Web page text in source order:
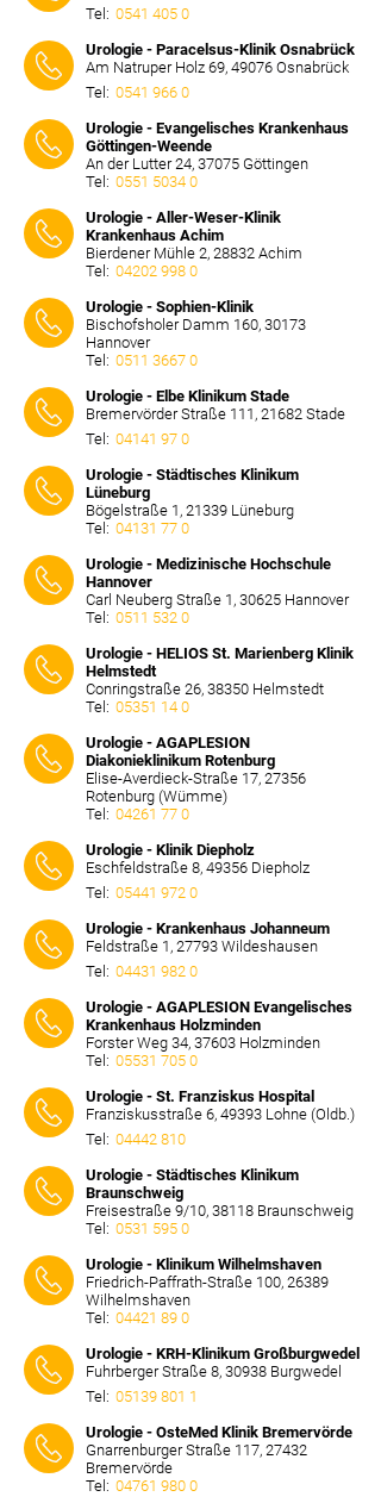
Tel: 0541 405 0
Urologie - Paracelsus-Klinik Osnabrück
Am Natruper Holz 69, 49076 Osnabrück
Tel: 0541 966 0
Urologie - Evangelisches Krankenhaus
Göttingen-Weende
An der Lutter 24, 37075 Göttingen
Tel: 0551 5034 0
Urologie - Aller-Weser-Klinik
Krankenhaus Achim
Bierdener Mühle 2, 28832 Achim
Tel: 04202 998 0
Urologie - Sophien-Klinik
Bischofsholer Damm 160, 30173
Hannover
Tel: 0511 3667 0
Urologie - Elbe Klinikum Stade
Bremervörder Straße 111, 21682 Stade
Tel: 04141 97 0
Urologie - Städtisches Klinikum
Lüneburg
Bögelstraße 1, 21339 Lüneburg
Tel: 04131 77 0
Urologie - Medizinische Hochschule
Hannover
Carl Neuberg Straße 1, 30625 Hannover
Tel: 0511 532 0
Urologie - HELIOS St. Marienberg Klinik
Helmstedt
Conringstraße 26, 38350 Helmstedt
Tel: 05351 14 0
Urologie - AGAPLESION
Diakonieklinikum Rotenburg
Elise-Averdieck-Straße 17, 27356
Rotenburg (Wümme)
Tel: 04261 77 0
Urologie - Klinik Diepholz
Eschfeldstraße 8, 49356 Diepholz
Tel: 05441 972 0
Urologie - Krankenhaus Johanneum
Feldstraße 1, 27793 Wildeshausen
Tel: 04431 982 0
Urologie - AGAPLESION Evangelisches
Krankenhaus Holzminden
Forster Weg 34, 37603 Holzminden
Tel: 05531 705 0
Urologie - St. Franziskus Hospital
Franziskusstraße 6, 49393 Lohne (Oldb.)
Tel: 04442 810
Urologie - Städtisches Klinikum
Braunschweig
Freisestraße 9/10, 38118 Braunschweig
Tel: 0531 595 0
Urologie - Klinikum Wilhelmshaven
Friedrich-Paffrath-Straße 100, 26389
Wilhelmshaven
Tel: 04421 89 0
Urologie - KRH-Klinikum Großburgwedel
Fuhrberger Straße 8, 30938 Burgwedel
Tel: 05139 801 1
Urologie - OsteMed Klinik Bremervörde
Gnarrenburger Straße 117, 27432
Bremervörde
Tel: 04761 980 0